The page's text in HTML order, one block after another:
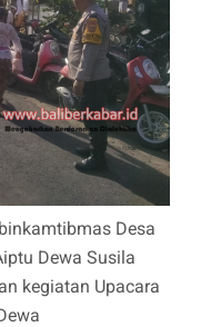
Desa
Dewa Susila
kegiatan Upacara